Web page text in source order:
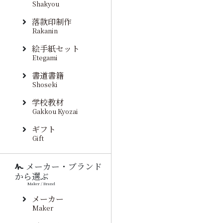
Shakyou
落款印制作
Rakanin
絵手紙セット
Etegami
書道書籍
Shoseki
学校教材
Gakkou Kyozai
ギフト
Gift
メーカー・ブランド
から選ぶ
Maker / Brand
メーカー
Maker